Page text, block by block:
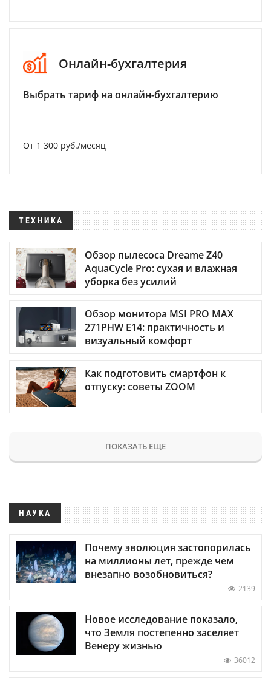
Онлайн-бухгалтерия
Выбрать тариф на онлайн-бухгалтерию
От 1 300 руб./месяц
ТЕХНИКА
Обзор пылесоса Dreame Z40
AquaCycle Pro: сухая и влажная
уборка без усилий
Обзор монитора MSI PRO MAX
271PHW E14: практичность и
визуальный комфорт
Как подготовить смартфон к
отпуску: советы ZOOM
ПОКАЗАТЬ ЕЩЕ
НАУКА
Почему эволюция застопорилась
на миллионы лет, прежде чем
внезапно возобновиться?
2139
Новое исследование показало,
что Земля постепенно заселяет
Венеру жизнью
36012